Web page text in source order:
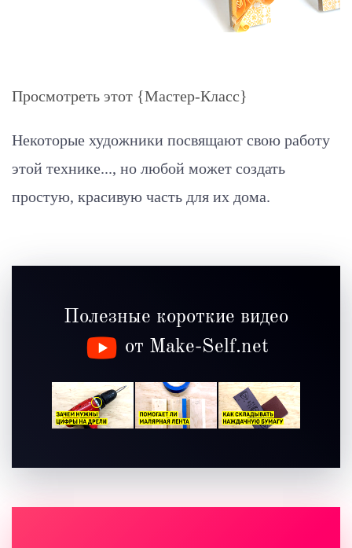
Просмотреть этот {Мастер-Класс}
Некоторые художники посвящают свою работу
этой технике..., но любой может создать
простую, красивую часть для их дома.
Полезные короткие видео
от Make-Self.net